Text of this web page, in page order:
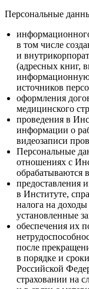
Персональные
в том числе
и
(адресных книг,
информационную
источников
оформления
медицинского
проведения в
информации о
видеозаписи
Персональные
отношениях с
обрабатываются
предоставления
в Институте,
налога на
установленные
обеспечения их
после
в порядке и
Российской
страховании на